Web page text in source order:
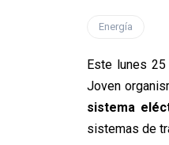
Energía
Este lunes
Joven
sistema
sistemas de